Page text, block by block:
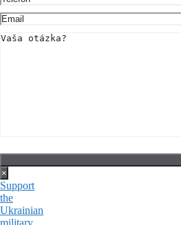
×
Support
the
Ukrainian